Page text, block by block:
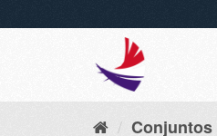
Conjuntos